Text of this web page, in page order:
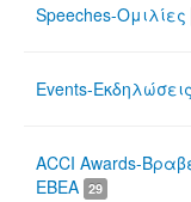
Speeches-Ομιλίες
Events-Εκδηλώσεις
ACCI Awards-
ΕΒΕΑ 29